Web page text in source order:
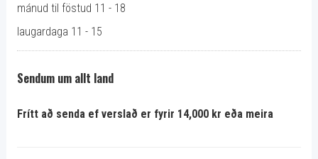
mánud til föstud 11 - 18
laugardaga 11 - 15
Sendum um allt land
Frítt að senda ef verslað er fyrir 14,000 kr eða meira